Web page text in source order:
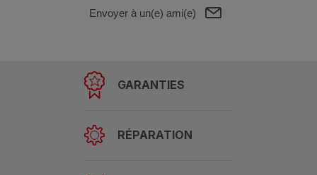
Envoyer à un(e) ami(e)
GARANTIES
RÉPARATION